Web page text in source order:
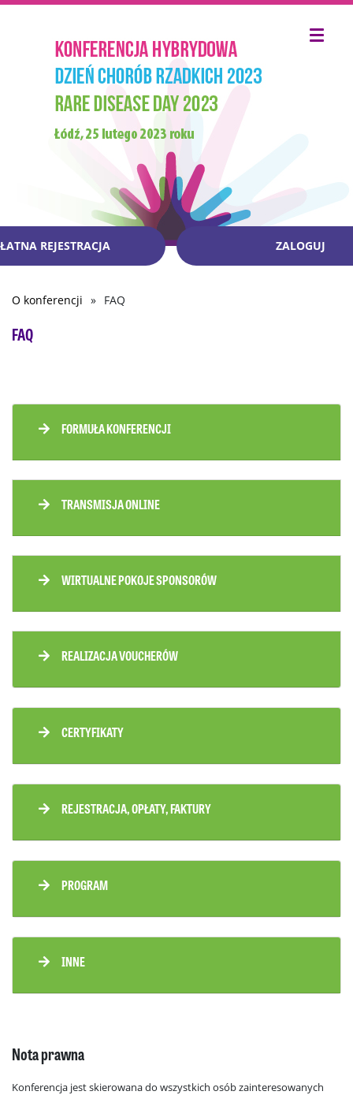
REJESTRACJA ZALOGUJ
Ścieżka
nawigacyjna
O konferencji FAQ
FAQ
FORMUŁA KONFERENCJI
TRANSMISJA ONLINE
WIRTUALNE POKOJE SPONSORÓW
REALIZACJA VOUCHERÓW
CERTYFIKATY
REJESTRACJA, OPŁATY, FAKTURY
PROGRAM
INNE
Nota prawna
Konferencja jest skierowana do wszystkich osób zainteresowanych